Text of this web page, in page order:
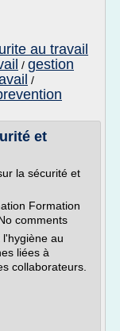
au travail
/ gestion
/
et
la sécurité et
Formation
comments
au
liées à
collaborateurs.